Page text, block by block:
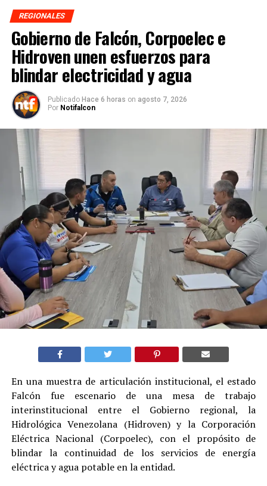
REGIONALES
Gobierno de Falcón, Corpoelec e
Hidroven unen esfuerzos para
blindar electricidad y agua
Publicado Hace 6 horas on agosto 7, 2026
Por Notifalcon
En una muestra de articulación institucional, el estado
Falcón fue escenario de una mesa de trabajo
interinstitucional entre el Gobierno regional, la
Hidrológica Venezolana (Hidroven) y la Corporación
Eléctrica Nacional (Corpoelec), con el propósito de
blindar la continuidad de los servicios de energía
eléctrica y agua potable en la entidad.